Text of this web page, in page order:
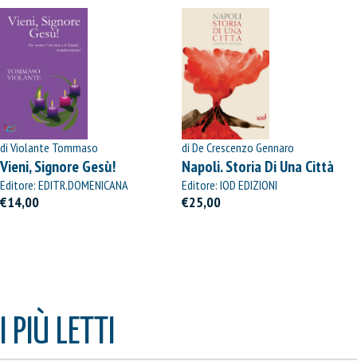
di Violante Tommaso
Vieni, Signore Gesù!
Editore: EDITR.DOMENICANA
ITALIANA
€14,00
di De Crescenzo Gennaro
Napoli. Storia Di Una Città
Editore: IOD EDIZIONI
€25,00
I PIÙ LETTI